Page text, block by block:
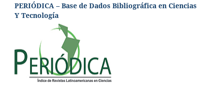
PERIÓDICA – Base de Dados Bibliográfica en Ciencias
Y Tecnología